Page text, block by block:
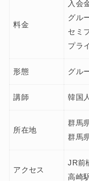
料金
入会
グル
セミ
プラ
形態 グル
講師 韓国
所在地
群馬
群馬
アクセス
JR前
高崎